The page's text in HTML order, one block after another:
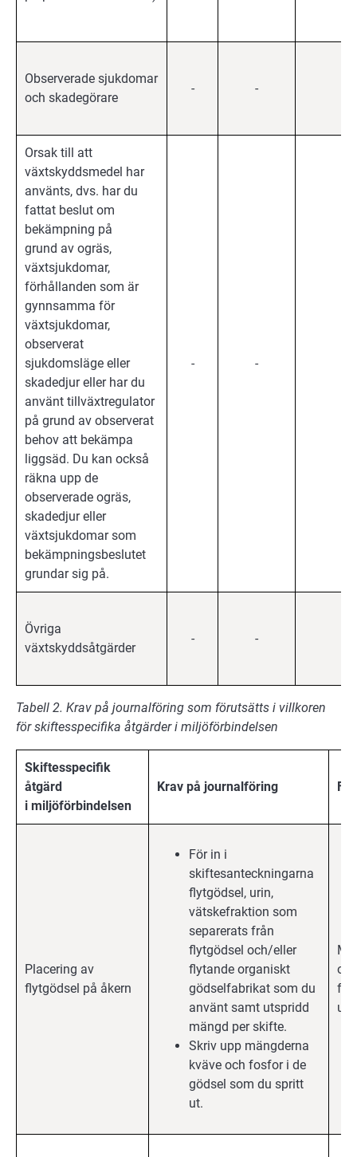
Observerade sjukdomar
och skadegörare
- -
Orsak till att
växtskyddsmedel har
använts, dvs. har du
fattat beslut om
bekämpning på
grund av ogräs,
växtsjukdomar,
förhållanden som är
gynnsamma för
växtsjukdomar,
observerat
sjukdomsläge eller
skadedjur eller har du
använt tillväxtregulator
på grund av observerat
behov att bekämpa
liggsäd. Du kan också
räkna upp de
observerade ogräs,
skadedjur eller
växtsjukdomar som
bekämpningsbeslutet
grundar sig på.
- -
Övriga
växtskyddsåtgärder
- -
Tabell 2. Krav på journalföring som förutsätts i villkoren
för skiftesspecifika åtgärder i miljöförbindelsen
Skiftesspecifik
åtgärd
i miljöförbindelsen
Krav på journalföring
Placering av
flytgödsel på åkern
För in i
skiftesanteckningarna
flytgödsel, urin,
vätskefraktion som
separerats från
flytgödsel och/eller
flytande organiskt
gödselfabrikat som du
använt samt utspridd
mängd per skifte.
Skriv upp mängderna
kväve och fosfor i de
gödsel som du spritt
ut.